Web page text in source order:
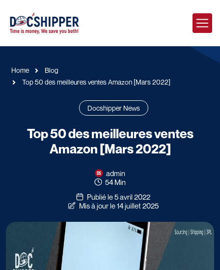
Home
Blog
Top 50 des meilleures ventes Amazon [Mars 2022]
Docshipper News
Top 50 des meilleures ventes
Amazon [Mars 2022]
admin
54 Min
Publié le 5 avril 2022
Mis à jour le 14 juillet 2025